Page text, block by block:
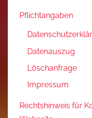
Pflichtangaben
Datenauszug
Löschanfrage
Impressum
Rechtshinweis für